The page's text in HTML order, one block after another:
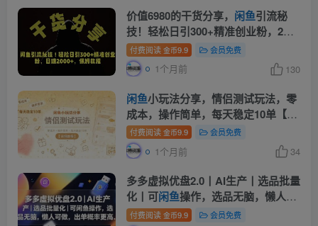
价值6980的干货分享， 闲鱼引流秘
技！轻松日引300+精准创业粉，2年
翻身实现财务自由
付费阅读 金币9.9 会员免费
1个月前 130
闲鱼小玩法分享，情侣测试玩法，零
成本，操作简单，每天稳定10单【详
细教程】
付费阅读 金币9.9 会员免费
1个月前 34
多多虚拟优盘2.0丨AI生产丨选品批量
化丨可闲鱼操作，选品无脑，懒人可
做，出单概率更高
付费阅读 金币9.9 会员免费